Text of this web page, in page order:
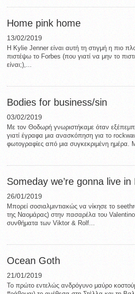
Home pink home
13/02/2019
Η Kylie Jenner είναι αυτή τη στιγμή η πιο
πιστέψω το Forbes (που γιατί να μην το
είναι;),...
Bodies for business/sin
03/02/2019
Με τον Θοδωρή γνωριστήκαμε όταν
γιατί έγραφα μια ανασκόπηση για το
φωτογραφίες από μια συγκεκριμένη ημέρα.
Someday we’re gonna live
26/01/2019
Μπορεί σοσιαλμιντιακώς να νίκησε το
της Ναομάρας) στην πασαρέλα του
συνθήματα των Viktor & Rolf...
Ocean Goth
21/01/2019
Το πρώτο εντελώς ανδρόγυνο μαύρο